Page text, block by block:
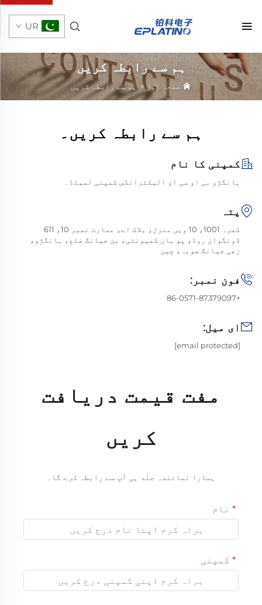
UR
ہم سے رابطہ کریں
صفحہ اول>ہم سے رابطہ کریں
ہم سے رابطہ کریں۔
کمپنی کا نام
ہانگژو بی او سی او الیکٹرانکس کمپنی لمیٹڈ۔
پتہ
کمرہ 1001، 10 ویں منزل، بلاک اے، عمارت نمبر 10، 611
ڈونگوان روڈ، پو یان کمیونٹی، بن جیانگ ضلع، ہانگژو،
زھی جیانگ صوبہ، چین
فون نمبر:
+86-0571-87379097
ای میل:
[email protected]
مفت قیمت دریافت
کریں
ہمارا نمائندہ جلد ہی آپ سے رابطہ کرے گا۔
نام
کمپنی